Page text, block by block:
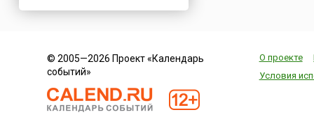
Новая Зеландия
Норвегия
ОАЭ
Оман
© 2005—2026 Проект «Календарь
событий»
О проекте
Условия